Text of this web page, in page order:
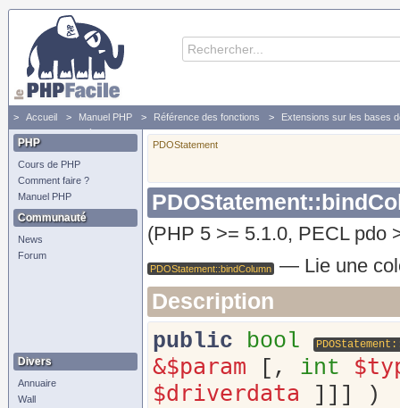
Accueil Manuel PHP Référence des fonctions
Extensions sur les bases
Lie une colonne à une variable PHP
PHP
Cours de PHP
Comment faire ?
Manuel PHP
Communauté
News
Forum
Divers
Annuaire
Wall
PDOStatement
(PHP 5 >= 5.1.0, PECL pdo
PDOStatement::bindColumn — Lie une
Description
public
bool
&$param [, int
$driverdata ]]] )